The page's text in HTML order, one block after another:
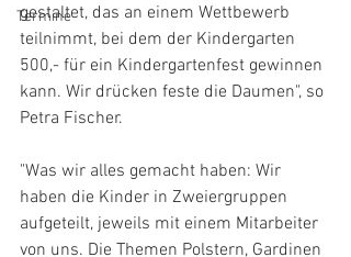
Termine
gestaltet, das an einem Wettbewerb
teilnimmt, bei dem der Kindergarten
500,- für ein Kindergartenfest gewinnen
kann. Wir drücken feste die Daumen", so
Petra Fischer.
"Was wir alles gemacht haben: Wir
haben die Kinder in Zweiergruppen
aufgeteilt, jeweils mit einem Mitarbeiter
von uns. Die Themen Polstern, Gardinen